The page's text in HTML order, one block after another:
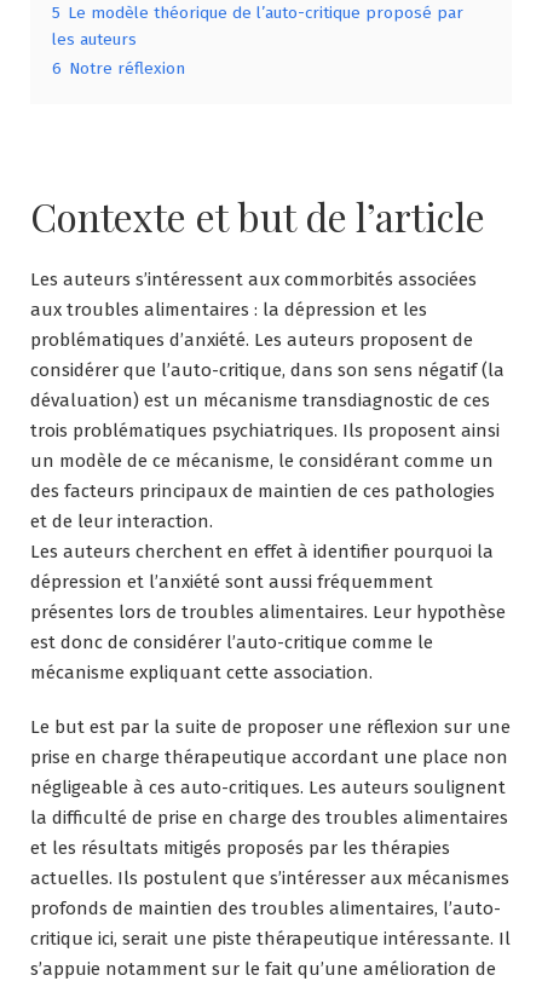
5 Le modèle théorique de l’auto-critique proposé par
les auteurs
6 Notre réflexion
Contexte et but de l’article
Les auteurs s’intéressent aux commorbités associées
aux troubles alimentaires : la dépression et les
problématiques d’anxiété. Les auteurs proposent de
considérer que l’auto-critique, dans son sens négatif (la
dévaluation) est un mécanisme transdiagnostic de ces
trois problématiques psychiatriques. Ils proposent ainsi
un modèle de ce mécanisme, le considérant comme un
des facteurs principaux de maintien de ces pathologies
et de leur interaction.
Les auteurs cherchent en effet à identifier pourquoi la
dépression et l’anxiété sont aussi fréquemment
présentes lors de troubles alimentaires. Leur hypothèse
est donc de considérer l’auto-critique comme le
mécanisme expliquant cette association.
Le but est par la suite de proposer une réflexion sur une
prise en charge thérapeutique accordant une place non
négligeable à ces auto-critiques. Les auteurs soulignent
la difficulté de prise en charge des troubles alimentaires
et les résultats mitigés proposés par les thérapies
actuelles. Ils postulent que s’intéresser aux mécanismes
profonds de maintien des troubles alimentaires, l’auto-
critique ici, serait une piste thérapeutique intéressante. Il
s’appuie notamment sur le fait qu’une amélioration de